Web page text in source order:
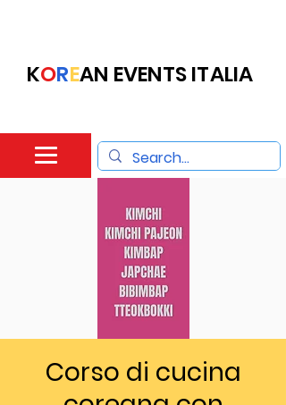
KOREAN EVENTS ITALIA
Corso di cucina